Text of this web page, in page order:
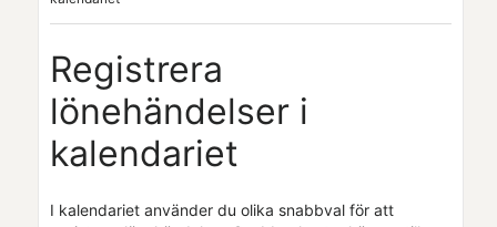
Registrera
lönehändelser i
kalendariet
I kalendariet använder du olika snabbval för att